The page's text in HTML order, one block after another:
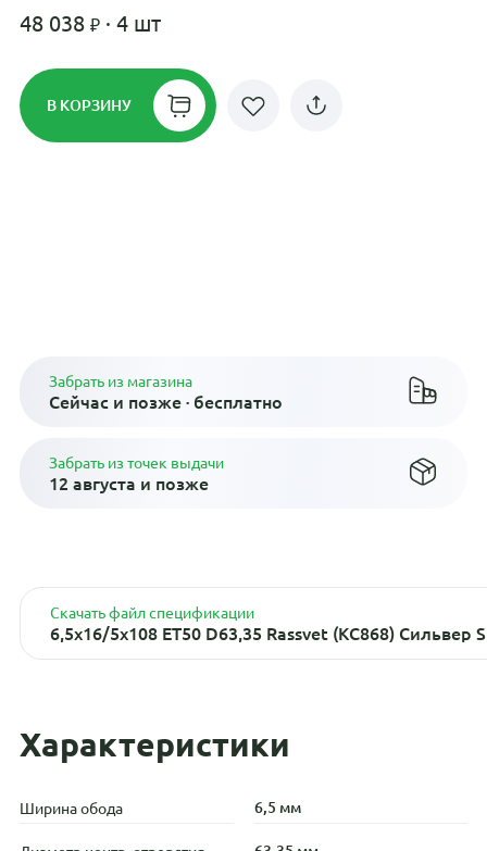
48 038 · 4 шт
В КОРЗИНУ
Забрать из магазина
Сейчас и позже · бесплатно
Забрать из точек выдачи
12 августа и позже
Скачать файл спецификации
6,5x16/5x108 ET50 D63,35 Rassvet (КС868) Сильвер
Характеристики
Ширина обода 6,5 мм